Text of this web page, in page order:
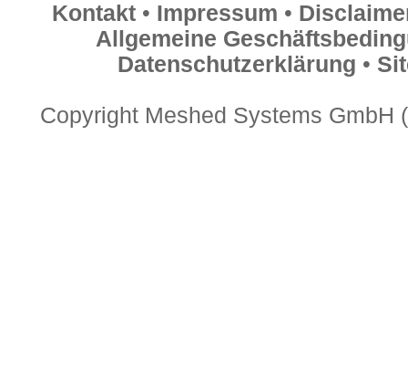
Kontakt• Impressum •
Allgemeine
Datenschutzerklärung •
Copyright Meshed Systems GmbH